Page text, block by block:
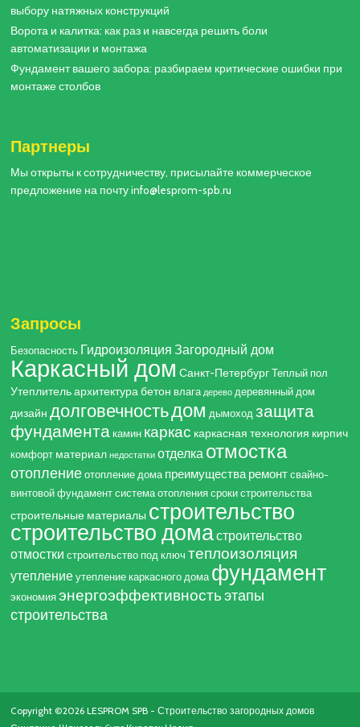
выбору натяжных конструкций
Ворота и калитка: как раз и навсегда решить боли
автоматизации и монтажа
Фундамент вашего забора: разбираем критические ошибки при
монтаже столбов
Партнеры
Мы открыты к сотрудничеству, присылайте коммерческое
предложение на почту info@lesprom-spb.ru
Запросы
Безопасность Гидроизоляция Загородный дом
Каркасный дом Санкт-Петербург Теплый пол
Утеплительархитектурабетон влага дерево деревянный дом
дизайн долговечностьдом дымоход защита
фундамента камин каркас каркасная технология кирпич
комфорт материал недостатки отделка отмостка
отопление отопление дома преимущества ремонт свайно-
винтовой фундамент система отопления сроки строительства
строительные материалы строительство
строительство домастроительство
отмостки строительство под ключ теплоизоляция
утепление утепление каркасного дома фундамент
экономия энергоэффективность этапы
строительства
Copyright ©2026 LESPROM SPB - Строительство загородных домов